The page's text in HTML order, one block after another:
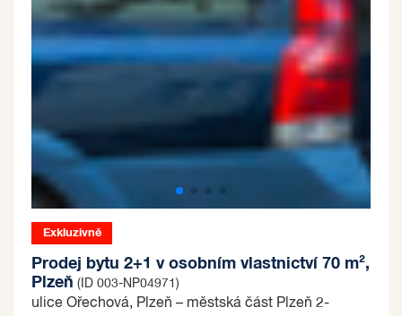
Exkluzivně
Prodej bytu 2+1 v osobním vlastnictví 70 m²,
Plzeň (ID 003-NP04971)
ulice Ořechová, Plzeň – městská část Plzeň 2-